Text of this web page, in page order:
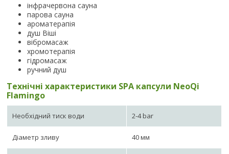
інфрачервона сауна
парова сауна
ароматерапія
душ Віші
вібромасаж
хромотерапія
гідромасаж
ручний душ
Технічні характеристики SPA капсули NeoQi
Flamingo
Необхідний тиск води 2-4 bar
Діаметр зливу 40 мм